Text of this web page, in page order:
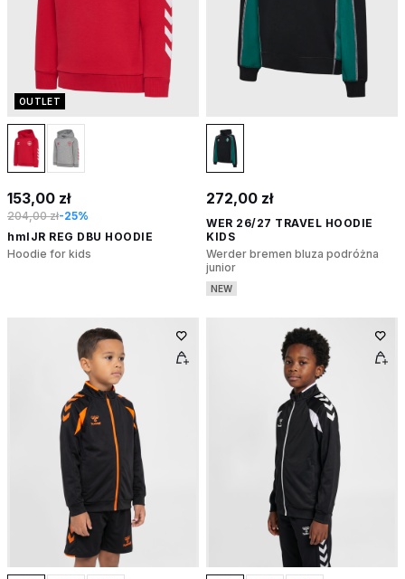
OUTLET
153,00 zł
204,00 zł-25%
hmlJR REG DBU HOODIE
Hoodie for kids
272,00 zł
WER 26/27 TRAVEL HOODIE
KIDS
Werder bremen bluza podróżna
junior
NEW